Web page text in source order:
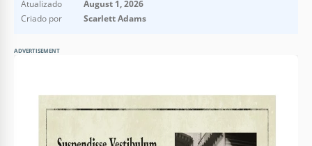
Atualizado
August 1, 2026
Criado por
Scarlett Adams
ADVERTISEMENT